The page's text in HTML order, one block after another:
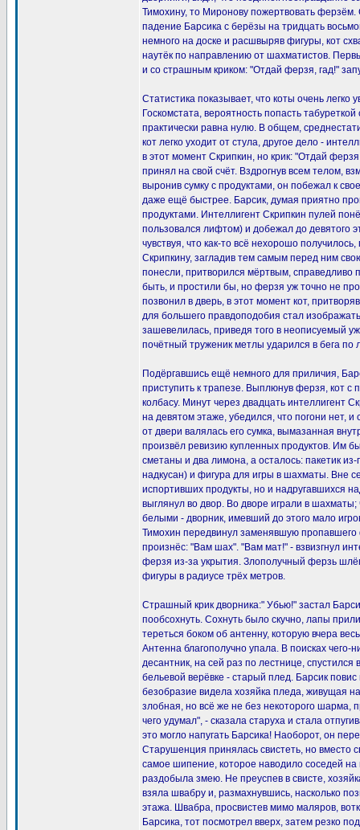
Тимохину, то Миронову пожертвовать ферзём.
падение Барсика с берёзы на тридцать
немного на доске и расшвыряв фигуры, кот
наутёк по направлению от шахматистов.
и со страшным криком: "Отдай ферзя, гад!"
Статистика показывает, что коты очень
Госкомстата, вероятность попасть
практически равна нулю. В общем,
кот легко уходит от стула, другое дело -
в этот момент Скрипкин, но крик: "Отдай
принял на свой счёт. Вздрогнув всем телом,
выронив сумку с продуктами, он побежал к
даже ещё быстрее. Барсик, думая приятно
продуктами. Интеллигент Скрипкин пулей
пользовался лифтом) и добежал до девятого
чувствуя, что как-то всё нехорошо
Скрипкину, загладив тем самым перед ним
понесли, притворился мёртвым, справедливо
быть, и простили бы, но ферзя уж точно не
позвонил в дверь, в этот момент кот,
для большего правдоподобия стал
зашевелилась, приведя того в неописуемый
почётный труженик метлы ударился в бега по
Подёргавшись ещё немного для приличия,
приступить к трапезе. Выплюнув ферзя, кот
колбасу. Минут через двадцать интеллигент
на девятом этаже, убедился, что погони нет, и
от двери валялась его сумка, вымазанная
произвёл ревизию купленных продуктов. Им
сметаны и два лимона, а осталось: пакетик
надкусан) и фигура для игры в шахматы. Вне
испортивших продукты, но и надругавшихся
выглянул во двор. Во дворе играли в
белыми - дворник, имевший до этого мало
Тимохин передвинул заменявшую
произнёс: "Вам шах". "Вам мат!" - взвизгнул
ферзя из-за укрытия. Злополучный ферзь
фигуры в радиусе трёх метров.
Страшный крик дворника:" Убью!" застал
пообсохнуть. Сохнуть было скучно, лапы
тереться боком об антенну, которую вчера
Антенна благополучно упала. В поисках чего-
десантник, на сей раз по лестнице,
бельевой верёвке - старый плед. Барсик
безобразие видела хозяйка пледа, живущая
злобная, но всё же не без некоторого шарма,
чего удумал", - сказала старуха и стала
это могло напугать Барсика! Наоборот, он
Старушенция принялась свистеть, но вместо
самое шипение, которое наводило соседей
раздобыла змею. Не преуспев в свисте,
взяла швабру и, размахнувшись, насколько
этажа. Швабра, просвистев мимо маляров,
Барсика, тот посмотрел вверх, затем резко